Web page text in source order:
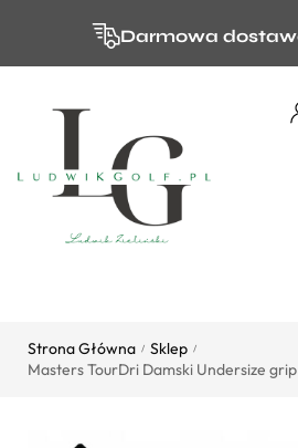
Darmowa
Strona Główna / Sklep /
Masters TourDri Damski Undersize